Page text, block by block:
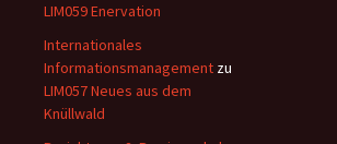
LIM059 Enervation
Internationales
Informationsmanagement zu
LIM057 Neues aus dem
Knüllwald